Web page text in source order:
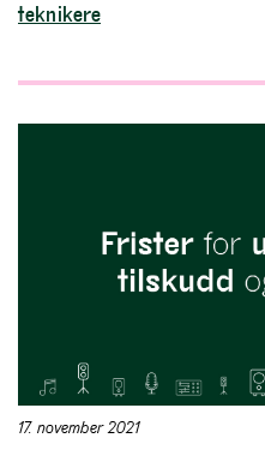
teknikere
17. november 2021